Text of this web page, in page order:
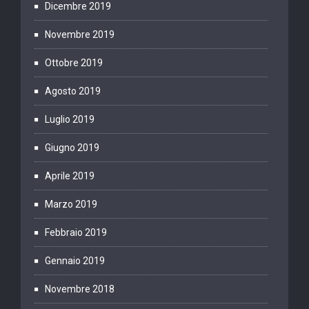
Dicembre 2019
Novembre 2019
Ottobre 2019
Agosto 2019
Luglio 2019
Giugno 2019
Aprile 2019
Marzo 2019
Febbraio 2019
Gennaio 2019
Novembre 2018